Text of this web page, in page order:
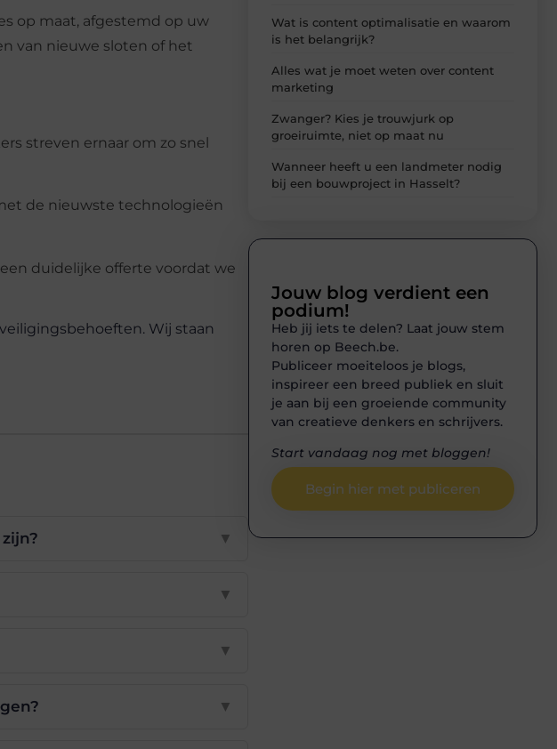
op maat, afgestemd op uw
van nieuwe sloten of het
streven ernaar om zo snel
de nieuwste technologieën
duidelijke offerte voordat we
Wij staan
▼
▼
▼
▼
Wat is content optimalisatie en waarom
is het belangrijk?
Alles wat je moet weten over content
marketing
Zwanger? Kies je trouwjurk op
groeiruimte, niet op maat nu
Wanneer heeft u een landmeter nodig
bij een bouwproject in Hasselt?
Jouw blog verdient een
podium!
Heb jij iets te delen? Laat jouw stem
horen op Beech.be.
Publiceer moeiteloos je blogs,
inspireer een breed publiek en sluit
je aan bij een groeiende community
van creatieve denkers en schrijvers.
Start vandaag nog met bloggen!
Begin hier met publiceren